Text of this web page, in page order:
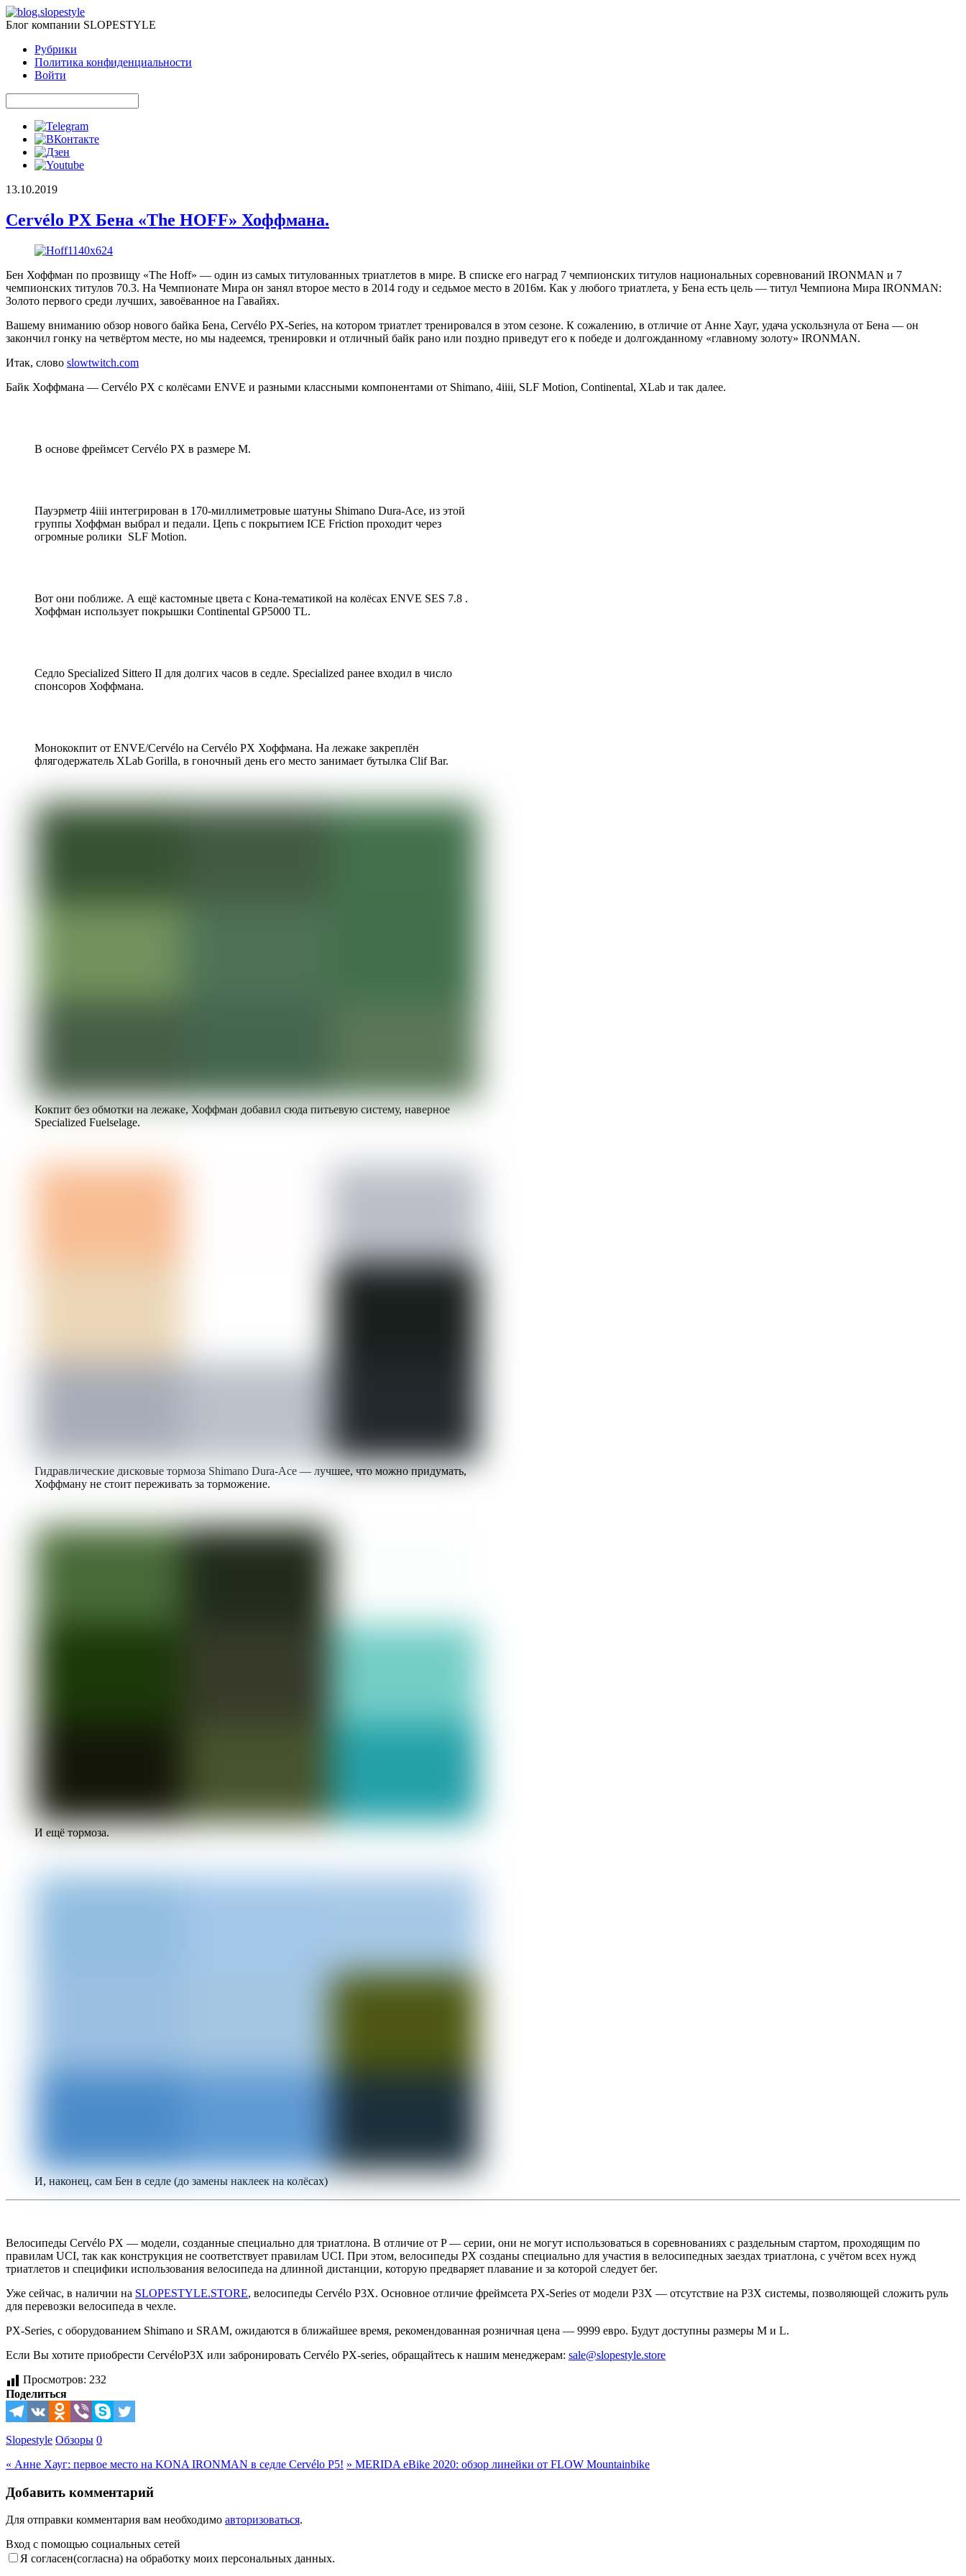
Блог компании SLOPESTYLE
Рубрики
Политика конфиденциальности
Войти
13.10.2019
Cervélo PX Бена «The HOFF» Хоффмана.
Бен Хоффман по прозвищу «The Hoff» — один из самых титулованных триатлетов в мире. В списке его наград 7 чемпионских титулов национальных соревнований IRONMAN и 7
чемпионских титулов 70.3. На Чемпионате Мира он занял второе место в 2014 году и седьмое место в 2016м. Как у любого триатлета, у Бена есть цель — титул Чемпиона Мира IRONMAN:
Золото первого среди лучших, завоёванное на Гавайях.
Вашему вниманию обзор нового байка Бена, Cervélo PX-Series, на котором триатлет тренировался в этом сезоне. К сожалению, в отличие от Анне Хауг, удача ускользнула от Бена — он
закончил гонку на четвёртом месте, но мы надеемся, тренировки и отличный байк рано или поздно приведут его к победе и долгожданному «главному золоту» IRONMAN.
Итак, слово slowtwitch.com
Байк Хоффмана — Cervélo PX с колёсами ENVE и разными классными компонентами от Shimano, 4iiii, SLF Motion, Continental, XLab и так далее.
В основе фреймсет Cervélo PX в размере M.
Пауэрметр 4iiii интегрирован в 170-миллиметровые шатуны Shimano Dura-Ace, из этой
группы Хоффман выбрал и педали. Цепь c покрытием ICE Friction проходит через
огромные ролики SLF Motion.
Вот они поближе. А ещё кастомные цвета с Кона-тематикой на колёсах ENVE SES 7.8 .
Хоффман использует покрышки Continental GP5000 TL.
Седло Specialized Sittero II для долгих часов в седле. Specialized ранее входил в число
спонсоров Хоффмана.
Монококпит от ENVE/Cervélo на Cervélo PX Хоффмана. На лежаке закреплён
флягодержатель XLab Gorilla, в гоночный день его место занимает бутылка Clif Bar.
Кокпит без обмотки на лежаке, Хоффман добавил сюда питьевую систему, наверное
Specialized Fuelselage.
Гидравлические дисковые тормоза Shimano Dura-Ace — лучшее, что можно придумать,
Хоффману не стоит переживать за торможение.
И ещё тормоза.
И, наконец, сам Бен в седле (до замены наклеек на колёсах)
Велосипеды Cervélo PX — модели, созданные специально для триатлона. В отличие от P — серии, они не могут использоваться в соревнованиях с раздельным стартом, проходящим по
правилам UCI, так как конструкция не соответствует правилам UCI. При этом, велосипеды PX созданы специально для участия в велосипедных заездах триатлона, с учётом всех нужд
триатлетов и специфики использования велосипеда на длинной дистанции, которую предваряет плавание и за которой следует бег.
Уже сейчас, в наличии на SLOPESTYLE.STORE, велосипеды Cervélo P3X. Основное отличие фреймсета PX-Series от модели P3Х — отсутствие на P3X системы, позволяющей сложить руль
для перевозки велосипеда в чехле.
PX-Series, с оборудованием Shimano и SRAM, ожидаются в ближайшее время, рекомендованная розничная цена — 9999 евро. Будут доступны размеры M и L.
Если Вы хотите приобрести CervéloP3X или забронировать Cervélo PX-series, обращайтесь к нашим менеджерам: sale@slopestyle.store
Просмотров: 232
Поделиться
Slopestyle Обзоры 0
« Анне Хауг: первое место на KONA IRONMAN в седле Cervélo P5! » MERIDA eBike 2020: обзор линейки от FLOW Mountainbike
Добавить комментарий
Для отправки комментария вам необходимо авторизоваться.
Вход с помощью социальных сетей
Я согласен(согласна) на обработку моих персональных данных.